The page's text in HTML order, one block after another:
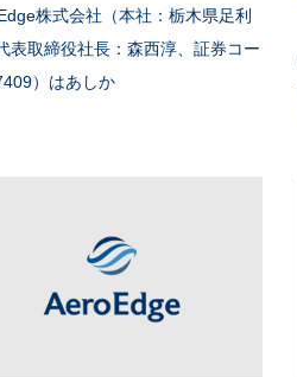
株式会社（本社：栃木県足利
表取締役社長：森西淳、証券コー
）はあしか